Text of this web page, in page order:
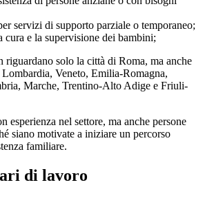
servizi di supporto parziale o temporaneo;
cura e la supervisione dei bambini;
riguardano solo la città di Roma, ma anche
Veneto, Emilia-Romagna,
Marche, Trentino-Alto Adige e Friuli-
esperienza nel settore, ma anche persone
siano motivate a iniziare un percorso
familiare.
di lavoro